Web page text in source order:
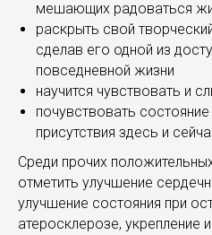
мешающих радоваться
раскрыть свой
сделав его одной из
повседневной жизни
научится чувствовать и
почувствовать
присутствия здесь и
Среди прочих
отметить улучшение
улучшение состояния при
атеросклерозе, укрепление